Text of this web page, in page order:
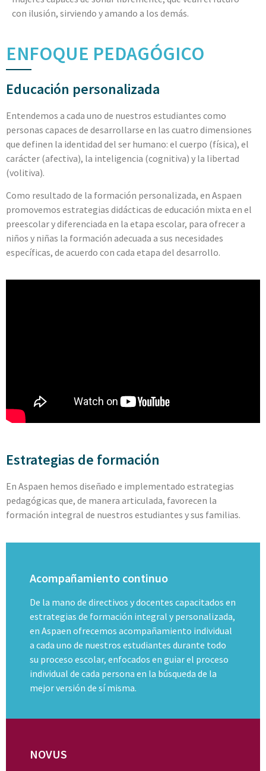
con ilusión, sirviendo y amando a los demás.
ENFOQUE PEDAGÓGICO
Educación personalizada
Entendemos a cada uno de nuestros estudiantes como
personas capaces de desarrollarse en las cuatro dimensiones
que definen la identidad del ser humano: el cuerpo (física), el
carácter (afectiva), la inteligencia (cognitiva) y la libertad
(volitiva).
Como resultado de la formación personalizada, en Aspaen
promovemos estrategias didácticas de educación mixta en el
preescolar y diferenciada en la etapa escolar, para ofrecer a
niños y niñas la formación adecuada a sus necesidades
específicas, de acuerdo con cada etapa del desarrollo.
Estrategias de formación
En Aspaen hemos diseñado e implementado estrategias
pedagógicas que, de manera articulada, favorecen la
formación integral de nuestros estudiantes y sus familias.
Acompañamiento continuo
De la mano de directivos y docentes capacitados en
estrategias de formación integral y personalizada,
en Aspaen ofrecemos acompañamiento individual
a cada uno de nuestros estudiantes durante todo
su proceso escolar, enfocados en guiar el proceso
individual de cada persona en la búsqueda de la
mejor versión de sí misma.
NOVUS